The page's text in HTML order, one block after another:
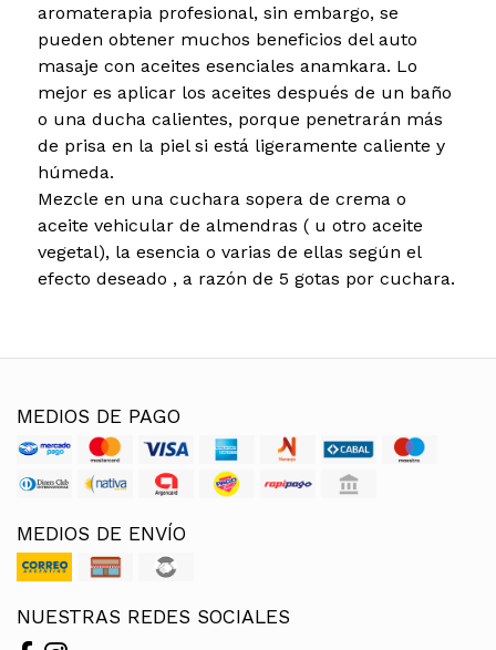
aromaterapia profesional, sin embargo, se
pueden obtener muchos beneficios del auto
masaje con aceites esenciales anamkara. Lo
mejor es aplicar los aceites después de un baño
o una ducha calientes, porque penetrarán más
de prisa en la piel si está ligeramente caliente y
húmeda.
Mezcle en una cuchara sopera de crema o
aceite vehicular de almendras ( u otro aceite
vegetal), la esencia o varias de ellas según el
efecto deseado , a razón de 5 gotas por cuchara.
MEDIOS DE PAGO
MEDIOS DE ENVÍO
NUESTRAS REDES SOCIALES